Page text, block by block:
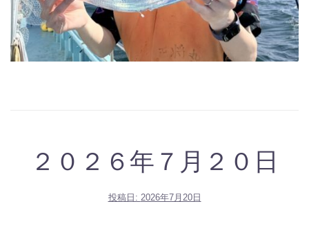
２０２６年７月２０日
投稿日: 2026年7月20日